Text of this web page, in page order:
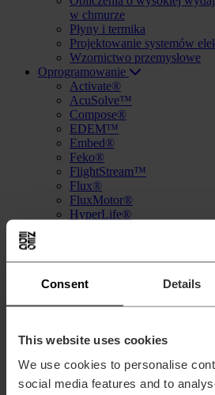
Consent Details
This website uses cookies
We use cookies to personalise
social media features and to
w chmurze
Płyny i termika
Projektowanie systemów
Wzornictwo przemysłowe
Oprogramowanie
Activate®
AcuSolve™
Compose®
EDEM™
Embed®
Feko®
FlightStream™
Flux®
FluxMotor®
HyperLife®
Inspire™ Cast
MotionSolve®
Multiscale Designer®
OptiStruct®
PollEx™